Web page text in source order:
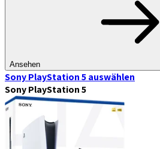
Ansehen
Sony PlayStation 5auswählen
Sony PlayStation 5